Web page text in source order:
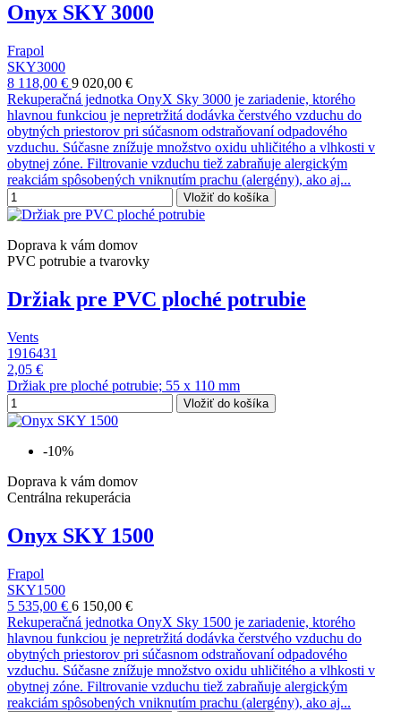
Onyx SKY 3000
Frapol
SKY3000
8 118,00 € 9 020,00 €
Rekuperačná jednotka OnyX Sky 3000 je zariadenie, ktorého
hlavnou funkciou je nepretržitá dodávka čerstvého vzduchu do
obytných priestorov pri súčasnom odstraňovaní odpadového
vzduchu. Súčasne znížuje množstvo oxidu uhličitého a vlhkosti v
obytnej zóne. Filtrovanie vzduchu tiež zabraňuje alergickým
reakciám spôsobených vniknutím prachu (alergény), ako aj...
Vložiť do košíka
Doprava k vám domov
PVC potrubie a tvarovky
Držiak pre PVC ploché potrubie
Vents
1916431
2,05 €
Držiak pre ploché potrubie; 55 x 110 mm
Vložiť do košíka
-10%
Doprava k vám domov
Centrálna rekuperácia
Onyx SKY 1500
Frapol
SKY1500
5 535,00 € 6 150,00 €
Rekuperačná jednotka OnyX Sky 1500 je zariadenie, ktorého
hlavnou funkciou je nepretržitá dodávka čerstvého vzduchu do
obytných priestorov pri súčasnom odstraňovaní odpadového
vzduchu. Súčasne znížuje množstvo oxidu uhličitého a vlhkosti v
obytnej zóne. Filtrovanie vzduchu tiež zabraňuje alergickým
reakciám spôsobených vniknutím prachu (alergény), ako aj...